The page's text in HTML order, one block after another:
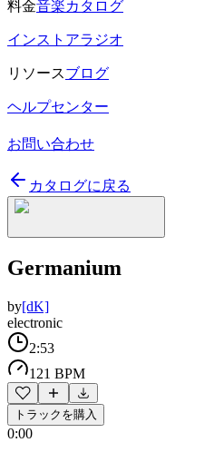
料金音楽カタログ
インストアラジオ
リソースブログ
ヘルプセンター
お問い合わせ
カタログに戻る
Germanium
by[dK]
electronic
2:53
121 BPM
トラックを購入
0:00